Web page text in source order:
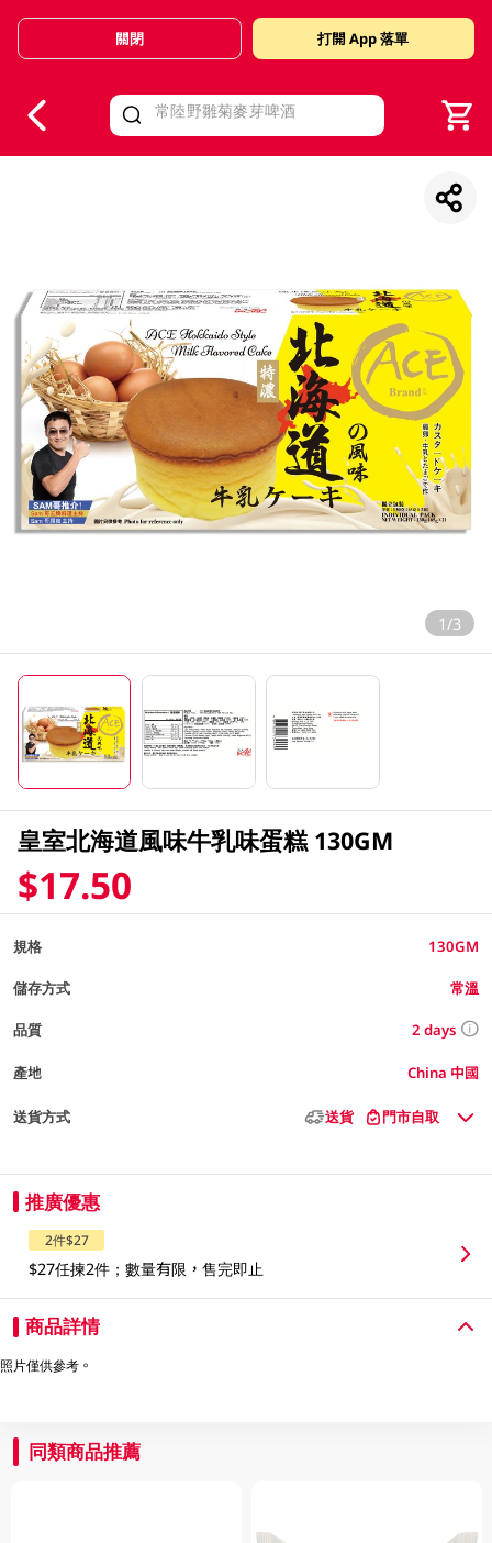
Valid Until 30 June 2026
關閉 打開 App 落單
1/3
皇室北海道風味牛乳味蛋糕 130GM
$17.50
規格 130GM
儲存方式 常溫
品質 2 days
產地 China 中國
送貨方式 送貨 門市自取
推廣優惠
2件$27
$27任揀2件；數量有限，售完即止
商品詳情
照片僅供參考。
同類商品推薦